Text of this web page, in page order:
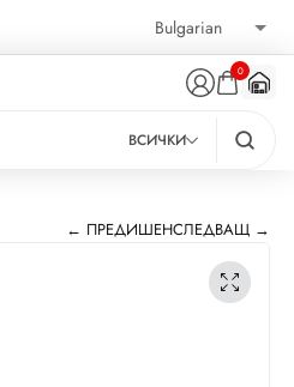
0
ВСИЧКИ
← ПРЕДИШЕНСЛЕДВАЩ →